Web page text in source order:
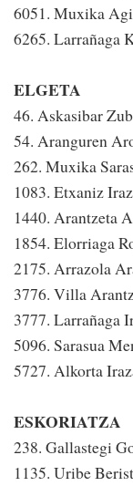
6051. Muxika
6265.
ELGETA
46. Askasibar
54. Aranguren
262. Muxika
1083. Etxaniz
1440.
1854. Elorriaga
2175. Arrazola
3776. Villa
3777.
5096. Sarasua
5727. Alkorta
ESKORIATZA
238. Gallastegi
1135. Uribe